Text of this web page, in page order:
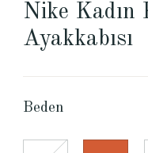
Nike Kadın
Ayakkabısı
Beden